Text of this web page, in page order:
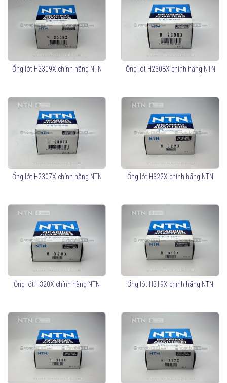
Ống lót H2309X chính hãng NTN Ống lót H2308X chính hãng NTN
Ống lót H2307X chính hãng NTN Ống lót H322X chính hãng NTN
Ống lót H320X chính hãng NTN Ống lót H319X chính hãng NTN